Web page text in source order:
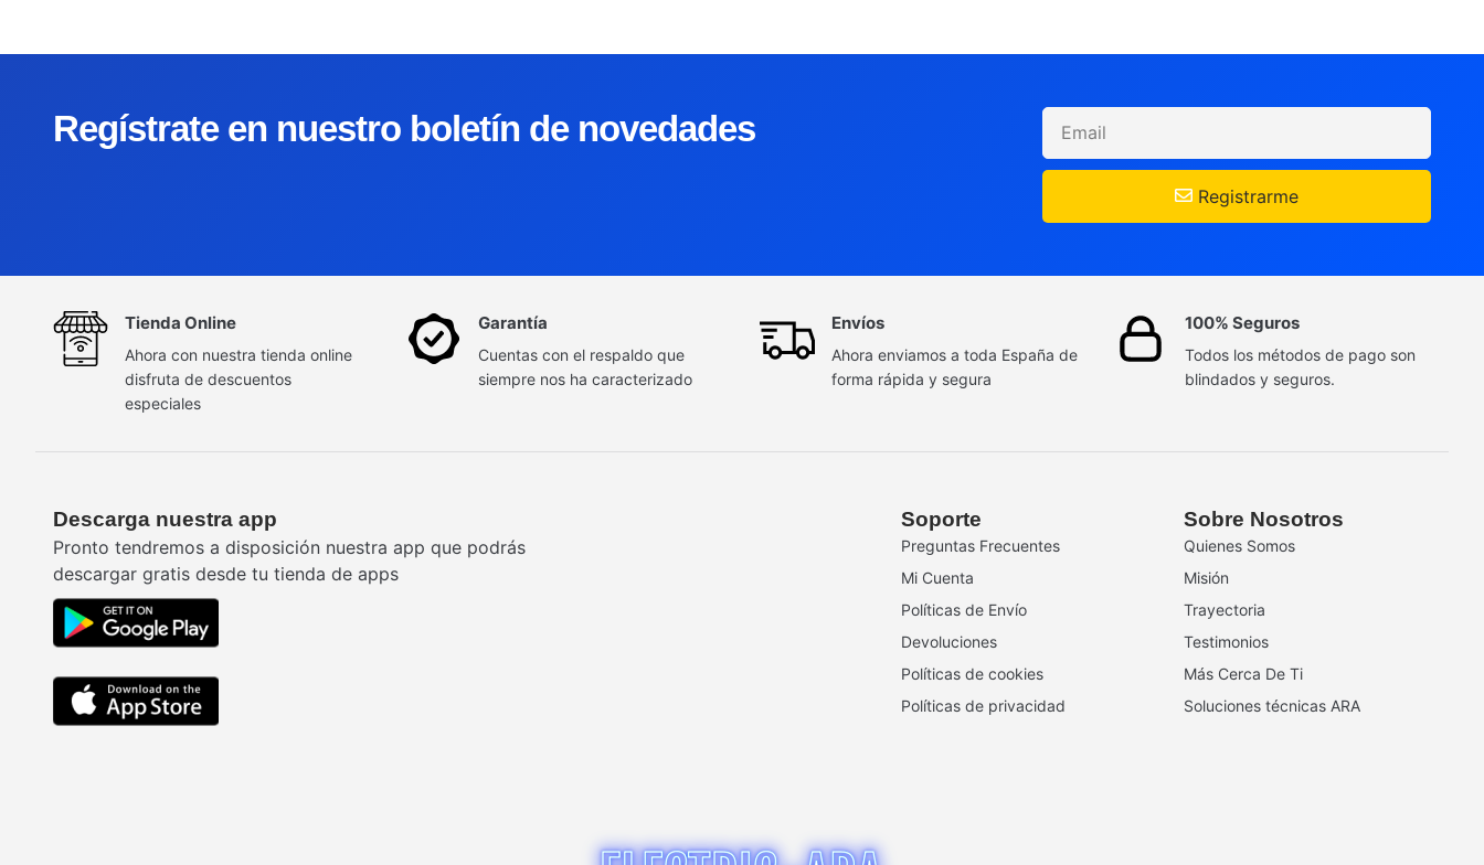
Regístrate en nuestro boletín de novedades
Registrarme
Tienda Online
Ahora con nuestra tienda online
disfruta de descuentos
especiales
Garantía
Cuentas con el respaldo que
siempre nos ha caracterizado
Envíos
Ahora enviamos a toda España de
forma rápida y segura
100% Seguros
Todos los métodos de pago son
blindados y seguros.
Descarga nuestra app
Pronto tendremos a disposición nuestra app que podrás
descargar gratis desde tu tienda de apps
Soporte
Preguntas Frecuentes
Mi Cuenta
Políticas de Envío
Devoluciones
Políticas de cookies
Políticas de privacidad
Sobre Nosotros
Quienes Somos
Misión
Trayectoria
Testimonios
Más Cerca De Ti
Soluciones técnicas ARA